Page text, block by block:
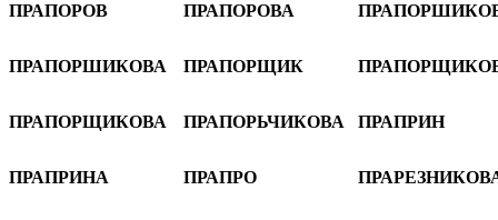
ПРАПОРОВ ПРАПОРОВА
ПРАПОРШИКОВА ПРАПОРЩИК
ПРАПОРЩИКОВА ПРАПОРЬЧИКОВА ПРАПРИН
ПРАПРИНА ПРАПРО